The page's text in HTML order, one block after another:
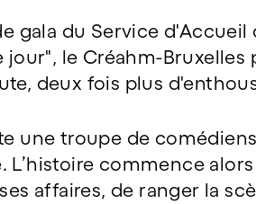
gala du Service
jour", le Créahm-
deux fois plus
une troupe de
commence
affaires, de ranger la